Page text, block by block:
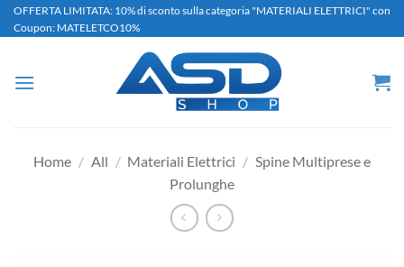
Salta
ai
OFFERTA LIMITATA: 10% di sconto sulla categoria "MATERIALI ELETTRICI" con
Coupon: MATELETCO10%
Home / All / Materiali Elettrici / Spine Multiprese e
Prolunghe